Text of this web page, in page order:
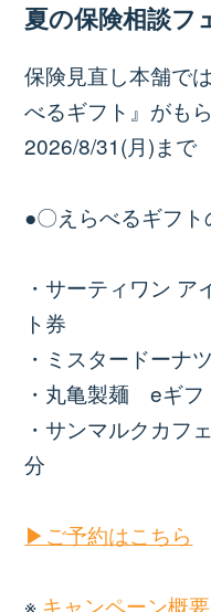
夏の保険相談フ
保険見直し本舗で
べるギフト』がも
2026/8/31(月)まで
●〇えらべるギフ
・サーティワン
ト券
・ミスタードー
・丸亀製麺 eギフ
・サンマルクカ
分
▶ご予約はこちら
※ キャンペーン概